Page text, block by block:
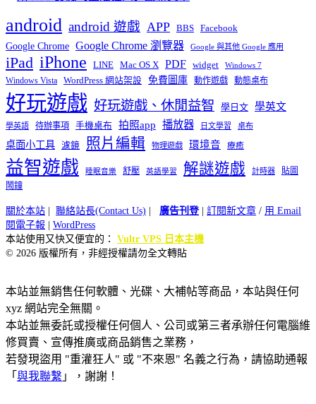
android android 遊戲 APP BBS Facebook
Google Chrome Google Chrome 瀏覽器 Google 與其他 Google 應用
iPad iPhone LINE Mac OS X PDF widget Windows 7
Windows Vista WordPress 網站架設 免費圖庫 動作遊戲 動態桌布
好玩遊戲 好玩遊戲、休閒益智 學日文 學英文
學英語 待辦事項 手機桌布 拍照app 播放器 日文學習 桌布
桌面小工具 濾鏡 照片編輯 物理遊戲 環境音 療癒
益智遊戲 睡眠音樂 舒壓 英語學習 解謎遊戲 計時器
貼圖
鬧鐘
關於本站 | 聯絡站長(Contact Us) | 廣告刊登| 訂閱新文章 / 用 Email
閱電子報 | WordPress
本站使用又快又便宜的： Vultr VPS 日本主機
© 2026 版權所有，非經授權請勿全文轉貼
本站並無銷售任何軟體、光碟、大補帖等商品，本站與任何
xyz 網站完全無關。
本站並無委託或授權任何個人、公司或第三者承辦任何電腦維
修買賣、宣傳推廣或商品銷售之業務，
若發現盜用 "重灌狂人" 或 "不來恩" 名義之行為，請協助通報
「 與我聯繫 」，謝謝！